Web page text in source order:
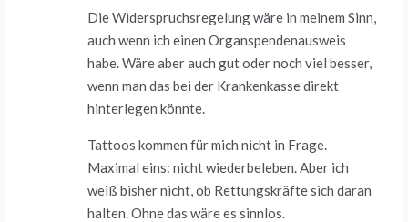
Die Widerspruchsregelung wäre in meinem Sinn,
auch wenn ich einen Organspendenausweis
habe. Wäre aber auch gut oder noch viel besser,
wenn man das bei der Krankenkasse direkt
hinterlegen könnte.
Tattoos kommen für mich nicht in Frage.
Maximal eins: nicht wiederbeleben. Aber ich
weiß bisher nicht, ob Rettungskräfte sich daran
halten. Ohne das wäre es sinnlos.